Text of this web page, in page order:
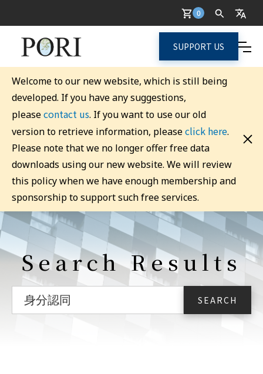
0
SUPPORT US
Welcome to our new website, which is still being
developed. If you have any suggestions,
pleasecontact us. If you want to use our old
version to retrieve information, pleaseclick here.
Please note that we no longer offer free data
downloads using our new website. We will review
this policy when we have enough membership and
sponsorship to support such free services.
Search Results